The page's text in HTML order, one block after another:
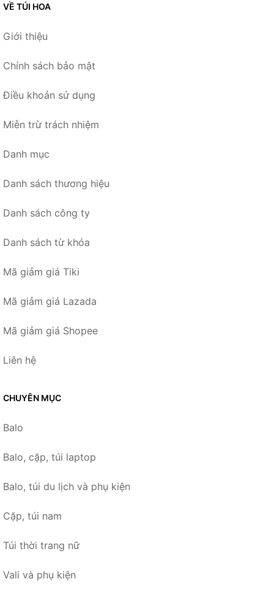
VỀ TÚI HOA
Giới thiệu
Chính sách bảo mật
Điều khoản sử dụng
Miễn trừ trách nhiệm
Danh mục
Danh sách thương hiệu
Danh sách công ty
Danh sách từ khóa
Mã giảm giá Tiki
Mã giảm giá Lazada
Mã giảm giá Shopee
Liên hệ
CHUYÊN MỤC
Balo
Balo, cặp, túi laptop
Balo, túi du lịch và phụ kiện
Cặp, túi nam
Túi thời trang nữ
Vali và phụ kiện